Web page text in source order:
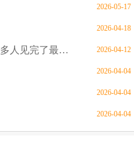
2026-05-17
2026-04-18
后来才发现，原来我们已经和很多人见完了最后一面 2026-04-12
2026-04-04
2026-04-04
2026-04-04